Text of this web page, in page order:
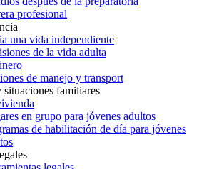
profesional
una vida independiente
de la vida adulta
de manejo y transport
familiares
en grupo para jóvenes adultos
de habilitación de día para jóvenes